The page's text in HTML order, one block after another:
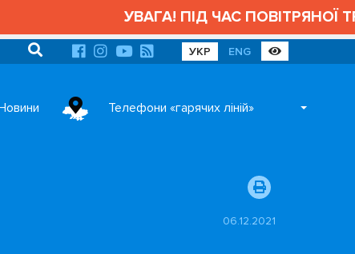
УВАГА! ПІД ЧАС ПОВІТРЯНОЇ
УКР ENG
Телефони «гарячих ліній»
06.12.2021